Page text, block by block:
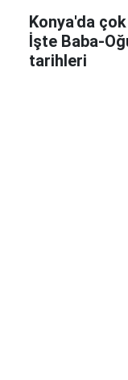
Konya'da
İşte Baba-
tarihleri